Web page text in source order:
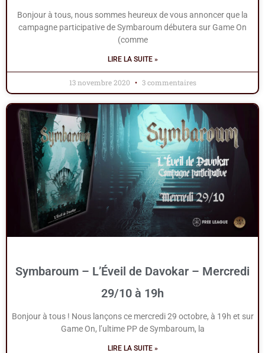
Bonjour à tous, nous sommes heureux de vous annoncer que la
campagne participative de Symbaroum débutera sur Game On
(comme
LIRE LA SUITE »
13 novembre 2020 3 commentaires
Symbaroum – L’Éveil de Davokar – Mercredi
29/10 à 19h
Bonjour à tous ! Nous lançons ce mercredi 29 octobre, à 19h et sur
Game On, l’ultime PP de Symbaroum, la
LIRE LA SUITE »